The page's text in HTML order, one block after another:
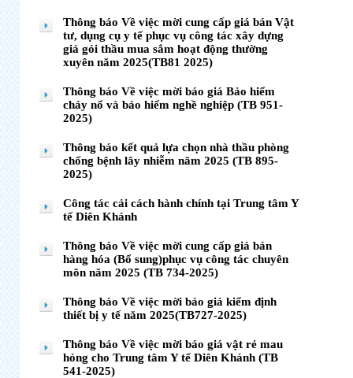
Thông báo Về việc mời cung cấp giá bán Vật
tư, dụng cụ y tế phục vụ công tác xây dựng
giá gói thầu mua sắm hoạt động thường
xuyên năm 2025(TB81 2025)
Thông báo Về việc mời báo giá Bảo hiểm
cháy nổ và bảo hiểm nghề nghiệp (TB 951-
2025)
Thông báo kết quả lựa chọn nhà thầu phòng
chống bệnh lây nhiễm năm 2025 (TB 895-
2025)
Công tác cải cách hành chính tại Trung tâm Y
tế Diên Khánh
Thông báo Về việc mời cung cấp giá bán
hàng hóa (Bổ sung)phục vụ công tác chuyên
môn năm 2025 (TB 734-2025)
Thông báo Về việc mời báo giá kiểm định
thiết bị y tế năm 2025(TB727-2025)
Thông báo Về việc mời báo giá vật rẻ mau
hỏng cho Trung tâm Y tế Diên Khánh (TB
541-2025)